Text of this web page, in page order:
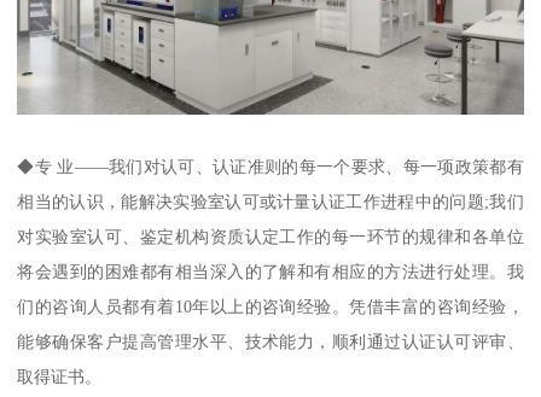
◆专 业——我们对认可、认证准则的每一个要求、每一项政策都有
相当的认识，能解决实验室认可或计量认证工作进程中的问题;我们
对实验室认可、鉴定机构资质认定工作的每一环节的规律和各单位
将会遇到的困难都有相当深入的了解和有相应的方法进行处理。我
们的咨询人员都有着10年以上的咨询经验。凭借丰富的咨询经验，
能够确保客户提高管理水平、技术能力，顺利通过认证认可评审、
取得证书。